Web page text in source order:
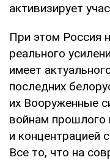
активизирует
При этом Россия
реального
имеет
последних
их Вооруженные
войнам прошлого
и концентрацией
Все то, что на